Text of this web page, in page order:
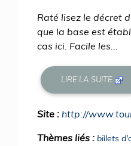
Raté lisez le décret
que la base est
cas ici. Facile les...
LIRE LA SUITE
Site : http://
Thèmes liés : billets